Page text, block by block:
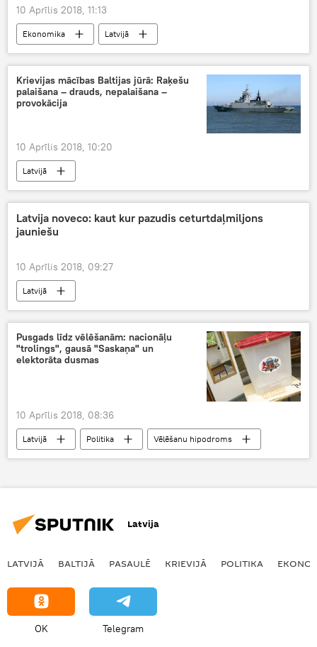
10 Aprīlis 2018, 11:13
Ekonomika Latvijā
Krievijas mācības Baltijas jūrā: Raķešu
palaišana – drauds, nepalaišana –
provokācija
10 Aprīlis 2018, 10:20
Latvijā
Latvija noveco: kaut kur pazudis ceturtdaļmiljons
jauniešu
10 Aprīlis 2018, 09:27
Latvijā
Pusgads līdz vēlēšanām: nacionāļu
"trolings", gausā "Saskaņa" un
elektorāta dusmas
10 Aprīlis 2018, 08:36
Latvijā Politika Vēlēšanu hipodroms
Latvija
LATVIJĀ BALTIJĀ PASAULĒ KRIEVIJĀ POLITIKA
OK Telegram